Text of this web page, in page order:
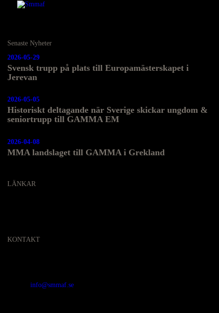
Senaste Nyheter
Svensk trupp på plats till Europamästerskapet i
Jerevan
2026-05-29
Historiskt deltagande när Sverige skickar ungdom &
seniortrupp till GAMMA EM
2026-05-05
MMA landslaget till GAMMA i Grekland
2026-04-08
LÄNKAR
KONTAKT
info@smmaf.se